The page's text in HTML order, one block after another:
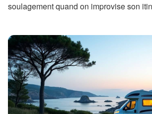
soulagement quand on improvise son